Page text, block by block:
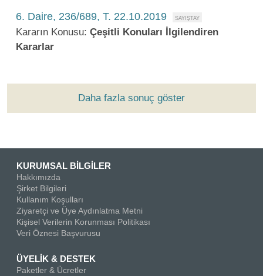
6. Daire, 236/689, T. 22.10.2019
Kararın Konusu: Çeşitli Konuları İlgilendiren
Kararlar
Daha fazla sonuç göster
KURUMSAL BİLGİLER
Hakkımızda
Şirket Bilgileri
Kullanım Koşulları
Ziyaretçi ve Üye Aydınlatma Metni
Kişisel Verilerin Korunması Politikası
Veri Öznesi Başvurusu
ÜYELİK & DESTEK
Paketler & Ücretler